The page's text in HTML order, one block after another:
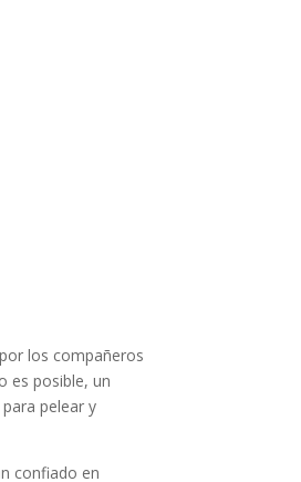
los compañeros
es posible, un
pelear y
confiado en